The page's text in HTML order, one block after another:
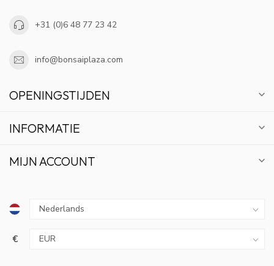
+31 (0)6 48 77 23 42
info@bonsaiplaza.com
OPENINGSTIJDEN
INFORMATIE
MIJN ACCOUNT
€